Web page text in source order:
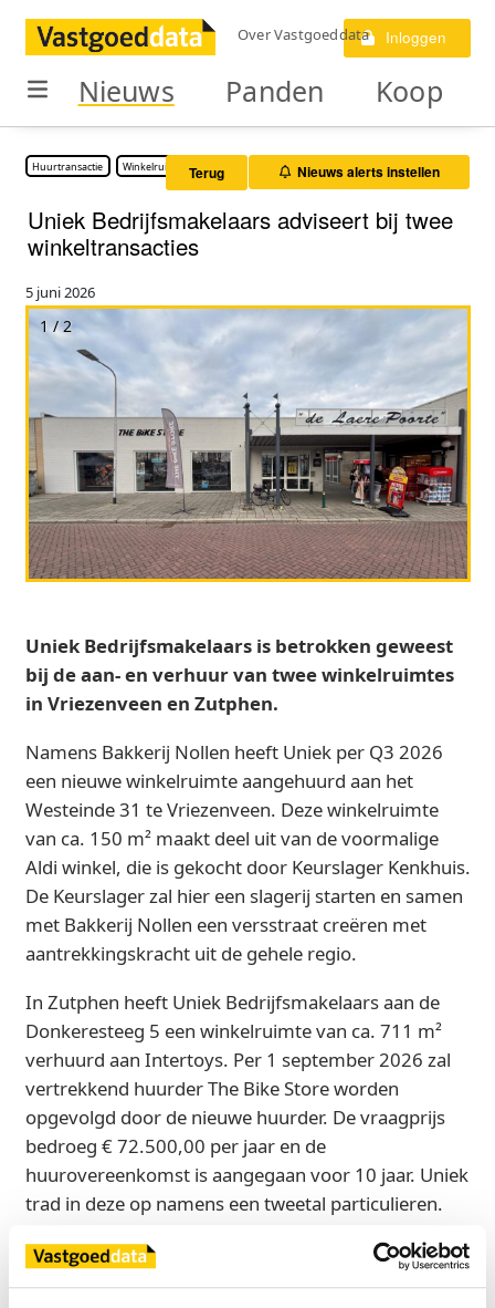
Over Vastgoeddata Inloggen
Nieuws Panden Koop
Huurtransactie Winkelruimte Terug Nieuws alerts instellen
Uniek Bedrijfsmakelaars adviseert bij twee
winkeltransacties
5 juni 2026
1 / 2
Uniek Bedrijfsmakelaars is betrokken geweest
bij de aan- en verhuur van twee winkelruimtes
in Vriezenveen en Zutphen.
Namens Bakkerij Nollen heeft Uniek per Q3 2026
een nieuwe winkelruimte aangehuurd aan het
Westeinde 31 te Vriezenveen. Deze winkelruimte
van ca. 150 m² maakt deel uit van de voormalige
Aldi winkel, die is gekocht door Keurslager Kenkhuis.
De Keurslager zal hier een slagerij starten en samen
met Bakkerij Nollen een versstraat creëren met
aantrekkingskracht uit de gehele regio.
In Zutphen heeft Uniek Bedrijfsmakelaars aan de
Donkeresteeg 5 een winkelruimte van ca. 711 m²
verhuurd aan Intertoys. Per 1 september 2026 zal
vertrekkend huurder The Bike Store worden
opgevolgd door de nieuwe huurder. De vraagprijs
bedroeg € 72.500,00 per jaar en de
huurovereenkomst is aangegaan voor 10 jaar. Uniek
trad in deze op namens een tweetal particulieren.
Bron
Uniek Bedrijfsmakelaars